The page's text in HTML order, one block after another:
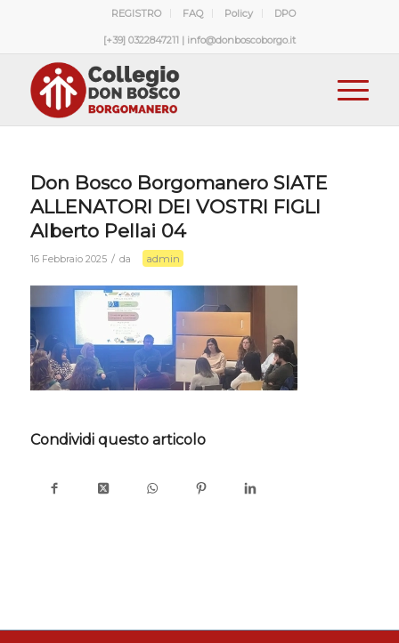
REGISTRO FAQ Policy DPO
[+39] 0322847211 | info@donboscoborgo.it
Don Bosco Borgomanero SIATE
ALLENATORI DEI VOSTRI FIGLI
Alberto Pellai 04
16 Febbraio 2025 / da admin
Condividi questo articolo